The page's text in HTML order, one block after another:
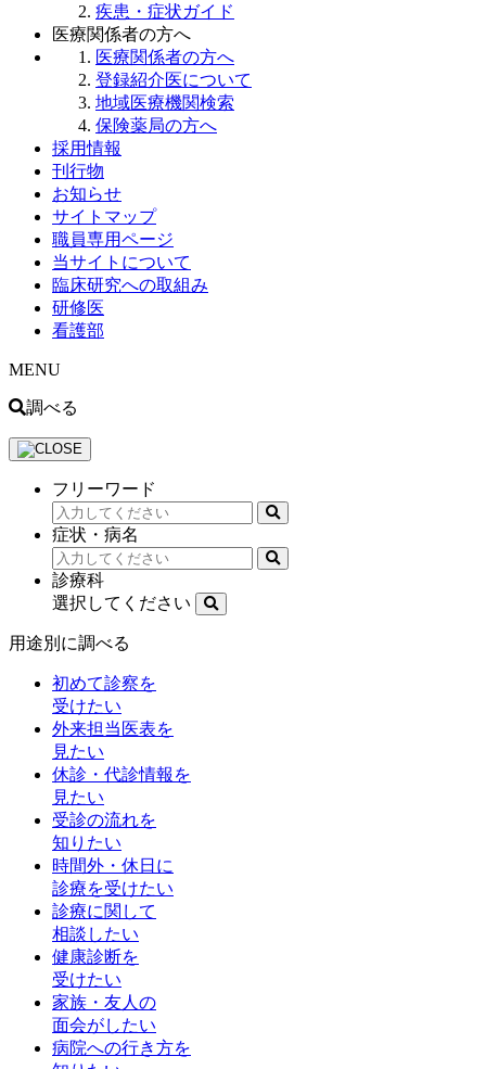
疾患・症状ガイド
医療関係者の方へ
医療関係者の方へ
登録紹介医について
地域医療機関検索
保険薬局の方へ
採用情報
刊行物
お知らせ
サイトマップ
職員専用ページ
当サイトについて
臨床研究への取組み
研修医
看護部
MENU
調べる
フリーワード
症状・病名
診療科
選択してください
用途別に調べる
初めて診察を
受けたい
外来担当医表を
見たい
休診・代診情報を
見たい
受診の流れを
知りたい
時間外・休日に
診療を受けたい
診療に関して
相談したい
健康診断を
受けたい
家族・友人の
面会がしたい
病院への行き方を